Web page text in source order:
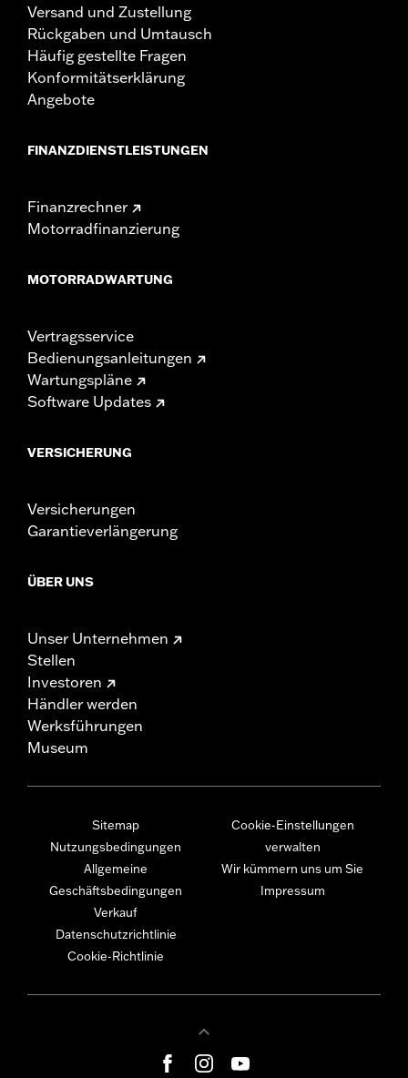
Versand und Zustellung
Rückgaben und Umtausch
Häufig gestellte Fragen
Konformitätserklärung
Angebote
FINANZDIENSTLEISTUNGEN
Finanzrechner
Motorradfinanzierung
MOTORRADWARTUNG
Vertragsservice
Bedienungsanleitungen
Wartungspläne
Software Updates
VERSICHERUNG
Versicherungen
Garantieverlängerung
ÜBER UNS
Unser Unternehmen
Stellen
Investoren
Händler werden
Werksführungen
Museum
Sitemap
Nutzungsbedingungen
Allgemeine
Geschäftsbedingungen
Verkauf
Datenschutzrichtlinie
Cookie-Richtlinie
Cookie-Einstellungen
verwalten
Wir kümmern uns um Sie
Impressum